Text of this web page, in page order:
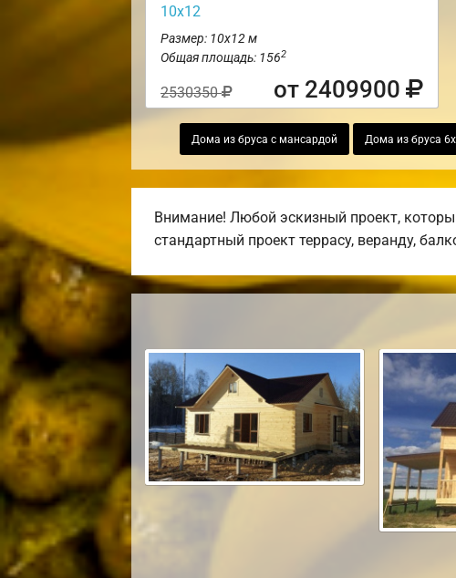
10х12
Размер: 10х12 м
Общая площадь: 1562
2530350 от 2409900
Дома из бруса с мансардой Дома из бруса
Внимание! Любой эскизный проект,
стандартный проект террасу, веранду,